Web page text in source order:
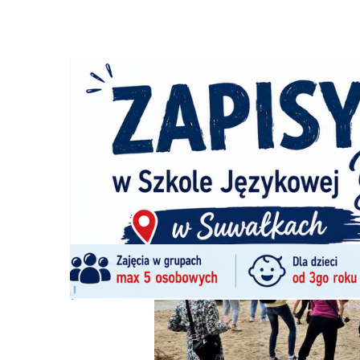
Ścieżka
nawigacyjna
Strona główna
Zabawa
Z ŻYCIA MIASTA 04/07/2026 / 0 Komentarzy
Zabawa nad Zalewem Arkadia w